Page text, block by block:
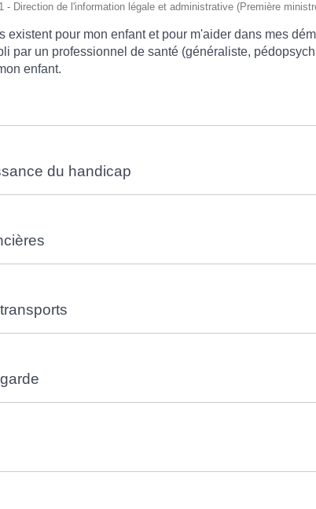
- Direction de l'information légale et administrative (Première
existent pour mon enfant et pour m'aider dans mes
par un professionnel de santé (généraliste,
enfant.
du handicap